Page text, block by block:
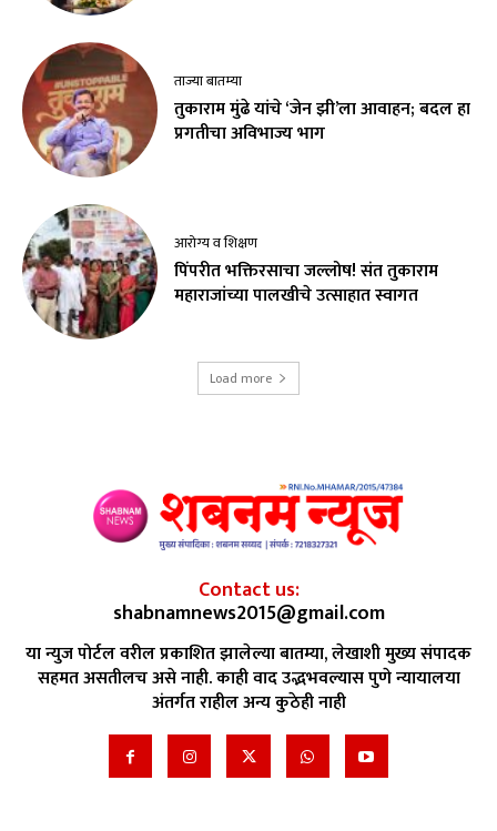
ताज्या बातम्या
तुकाराम मुंढे यांचे ‘जेन झी’ला आवाहन; बदल हा
प्रगतीचा अविभाज्य भाग
आरोग्य व शिक्षण
पिंपरीत भक्तिरसाचा जल्लोष! संत तुकाराम
महाराजांच्या पालखीचे उत्साहात स्वागत
Load more
Contact us:
shabnamnews2015@gmail.com
या न्युज पोर्टल वरील प्रकाशित झालेल्या बातम्या, लेखाशी मुख्य संपादक
सहमत असतीलच असे नाही. काही वाद उद्भभवल्यास पुणे न्यायालया
अंतर्गत राहील अन्य कुठेही नाही